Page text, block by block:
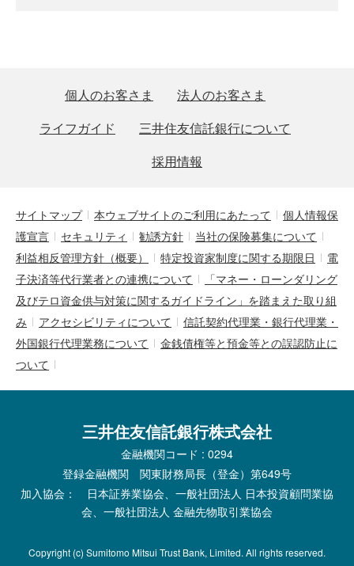
個人のお客さま
法人のお客さま
ライフガイド
三井住友信託銀行について
採用情報
サイトマップ 本ウェブサイトのご利用にあたって
個人情報保
護宣言
セキュリティ 勧誘方針
当社の保険募集について
利益相反管理方針（概要）
特定投資家制度に関する期限日
電
子決済等代行業者との連携について
「マネー・ローンダリング
及びテロ資金供与対策に関するガイドライン」を踏まえた取り組
み
アクセシビリティについて
信託契約代理業・銀行代理業・
外国銀行代理業務について
金銭債権等と預金等との誤認防止に
ついて
三井住友信託銀行株式会社
金融機関コード : 0294
登録金融機関 関東財務局長（登金）第649号
加入協会： 日本証券業協会、一般社団法人 日本投資顧問業協
会、一般社団法人 金融先物取引業協会
Copyright (c) Sumitomo Mitsui Trust Bank, Limited. All rights reserved.